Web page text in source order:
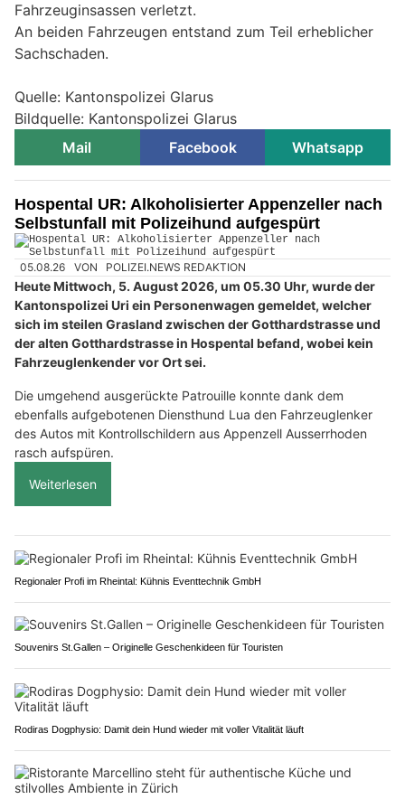
Fahrzeuginsassen verletzt.
An beiden Fahrzeugen entstand zum Teil erheblicher
Sachschaden.
Quelle: Kantonspolizei Glarus
Bildquelle: Kantonspolizei Glarus
Mail
Facebook Whatsapp
Hospental UR: Alkoholisierter Appenzeller nach
Selbstunfall mit Polizeihund aufgespürt
05.08.26 VON POLIZEI.NEWS REDAKTION
Heute Mittwoch, 5. August 2026, um 05.30 Uhr, wurde der
Kantonspolizei Uri ein Personenwagen gemeldet, welcher
sich im steilen Grasland zwischen der Gotthardstrasse und
der alten Gotthardstrasse in Hospental befand, wobei kein
Fahrzeuglenkender vor Ort sei.
Die umgehend ausgerückte Patrouille konnte dank dem
ebenfalls aufgebotenen Diensthund Lua den Fahrzeuglenker
des Autos mit Kontrollschildern aus Appenzell Ausserrhoden
rasch aufspüren.
Weiterlesen
Regionaler Profi im Rheintal: Kühnis Eventtechnik GmbH
Souvenirs St.Gallen – Originelle Geschenkideen für Touristen
Rodiras Dogphysio: Damit dein Hund wieder mit voller Vitalität läuft